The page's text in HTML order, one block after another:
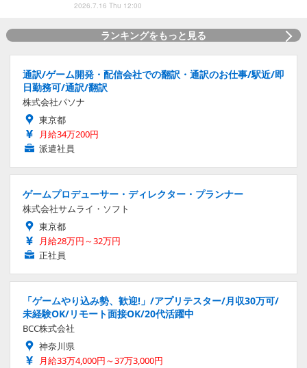
2026.7.16 Thu 12:00
ランキングをもっと見る
通訳/ゲーム開発・配信会社での翻訳・通訳のお仕事/駅近/即
日勤務可/通訳/翻訳
株式会社パソナ
東京都
月給34万200円
派遣社員
ゲームプロデューサー・ディレクター・プランナー
株式会社サムライ・ソフト
東京都
月給28万円～32万円
正社員
「ゲームやり込み勢、歓迎!」/アプリテスター/月収30万可/
未経験OK/リモート面接OK/20代活躍中
BCC株式会社
神奈川県
月給33万4,000円～37万3,000円